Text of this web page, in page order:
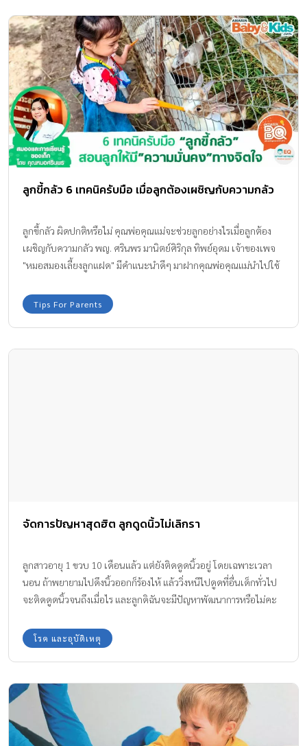
ลูกขี้กลัว 6 เทคนิครับมือ เมื่อลูกต้องเผชิญกับความกลัว
ลูกขี้กลัว ผิดปกติหรือไม่ คุณพ่อคุณแม่จะช่วยลูกอย่างไรเมื่อลูกต้อง
เผชิญกับความกลัว พญ. ศรินพร มานิตย์ศิริกุล ทิพย์อุดม เจ้าของเพจ
"หมอสมองเลี้ยงลูกแฝด" มีคำแนะนำดีๆ มาฝากคุณพ่อคุณแม่นำไปใช้
Tips For Parents
จัดการปัญหาสุดฮิต ลูกดูดนิ้วไม่เลิกรา
ลูกสาวอายุ 1 ขวบ 10 เดือนแล้ว แต่ยังติดดูดนิ้วอยู่ โดยเฉพาะเวลา
นอน ถ้าพยายามไปดึงนิ้วออกก็ร้องไห้ แล้ววิ่งหนีไปดูดที่อื่นเด็กทั่วไป
จะติดดูดนิ้วจนถึงเมื่อไร และลูกดิฉันจะมีปัญหาพัฒนาการหรือไม่คะ
โรค และอุบัติเหตุ